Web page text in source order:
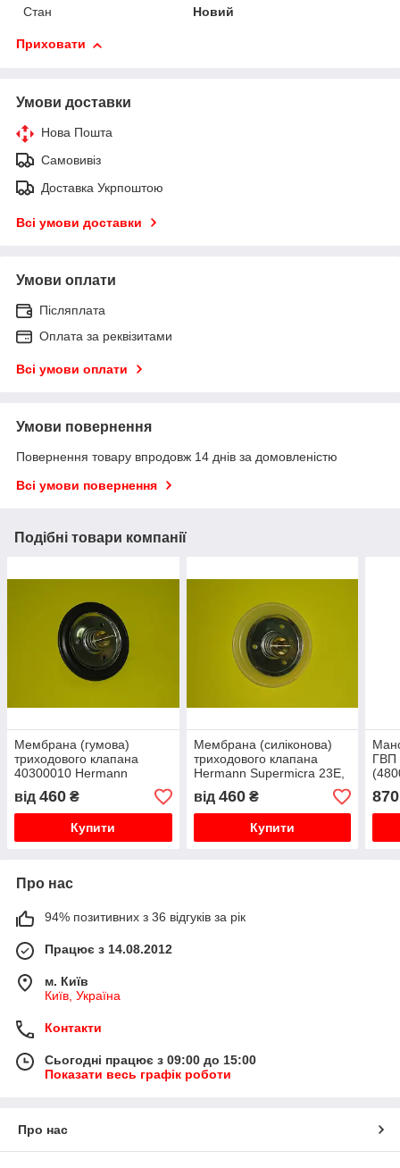
Стан
Новий
Приховати
Умови доставки
Нова Пошта
Самовивіз
Доставка Укрпоштою
Всі умови доставки
Умови оплати
Післяплата
Оплата за реквізитами
Всі умови оплати
Умови повернення
Повернення товару впродовж 14 днів за домовленістю
Всі умови повернення
Подібні товари компанії
Мембрана (гумова)
триходового клапана
40300010 Hermann
від 460 ₴
Купити
Мембрана (силіконова)
триходового клапана
Hermann Supermicra 23E,
2 23E, 24SE, 30SE
від 460₴
Купити
ГВП
SE
870
Про нас
94% позитивних з 36 відгуків за рік
Працює з 14.08.2012
м. Київ
Київ, Україна
Контакти
Сьогодні працює з 09:00 до 15:00
Показати весь графік роботи
Про нас